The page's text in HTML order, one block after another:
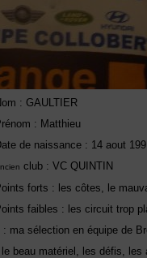
: GAULTIER
: Matthieu
de naissance : 14 aout
club : VC QUINTIN
forts : les côtes, le
faibles : les circuit trop
ma sélection en équipe de
beau matériel, les défis, les